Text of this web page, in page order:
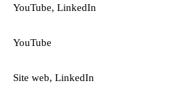
YouTube, LinkedIn
YouTube
Site web, LinkedIn